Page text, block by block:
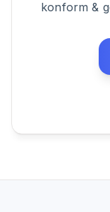
konform &